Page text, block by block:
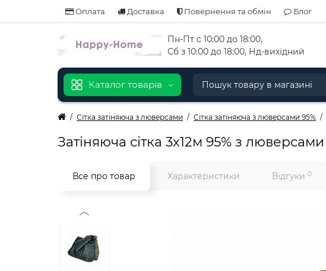
Оплата Доставка Повернення та обмін Блог
Пн-Пт с 10:00 до 18:00,
Сб з 10:00 до 18:00, Нд-вихідний
Каталог товарів
Сітка затіняюча з люверсами Сітка затіняюча з люверсами 95%
Затіняюча сітка 3х12м 95% з люверсами
Все про товар Характеристики Відгуки 0